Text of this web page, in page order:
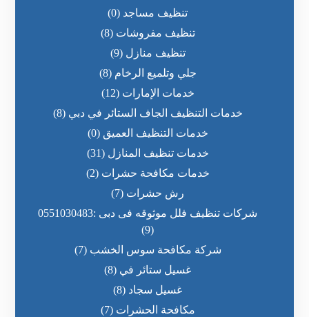
تنظيف مساجد (0)
تنظيف مفروشات (8)
تنظيف منازل (9)
جلي وتلميع الرخام (8)
خدمات الإمارات (12)
خدمات التنظيف الجاف الستائر في دبي (8)
خدمات التنظيف العميق (0)
خدمات تنظيف المنازل (31)
خدمات مكافحة حشرات (2)
رش حشرات (7)
شركات تنظيف فلل موثوقه فى دبى :0551030483
(9)
شركة مكافحة سوس الخشب (7)
غسيل ستائر في (8)
غسيل سجاد (8)
مكافحة الحشرات (7)